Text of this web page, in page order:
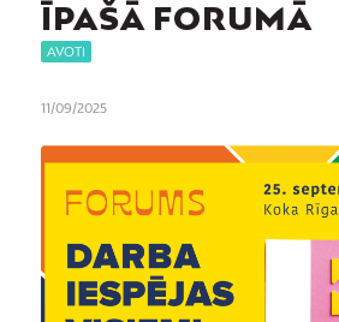
ĪPAŠĀ FORUMĀ
AVOTI
11/09/2025